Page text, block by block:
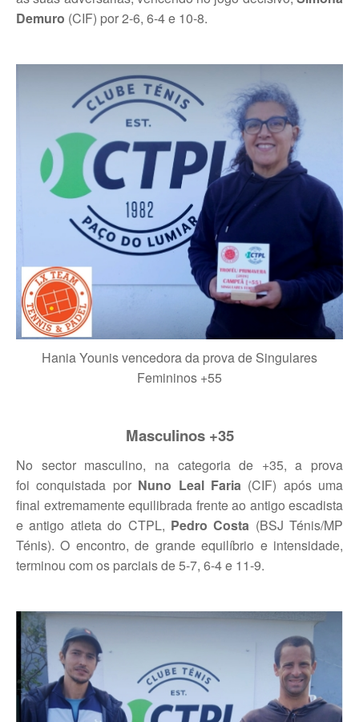
Notícias Torneios Oficiais
Fotografias
Galeria 2016
Torneio Jovens Esperanças VIII
Interclubes 2016
Torneio Open Primavera
Veteranos B Lumiar
Lumiar Kids Cup XV
Masters REVOR e Torneio Social
Open Luis Alves
Taça Flores Marques
Torneio Social de Inverno
Galeria 2017
Galeria 2015
Torneio Jovens Esperanças VII
Torneio Super Jovem V
Torneio Jovens Esperanças VI
Demuro (CIF) por 2-6, 6-4 e 10-8.
Hania Younis vencedora da prova de Singulares
Femininos +55
Masculinos +35
No sector masculino, na categoria de +35, a prova
foi conquistada por Nuno Leal Faria(CIF) após uma
final extremamente equilibrada frente ao antigo escadista
e antigo atleta do CTPL, Pedro Costa (BSJ Ténis/MP
Ténis). O encontro, de grande equilíbrio e intensidade,
terminou com os parciais de 5-7, 6-4 e 11-9.